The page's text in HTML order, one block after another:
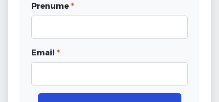
Prenume *
Email *